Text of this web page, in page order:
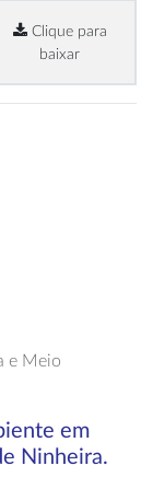
Clique para
baixar
e Meio
em
Ninheira.